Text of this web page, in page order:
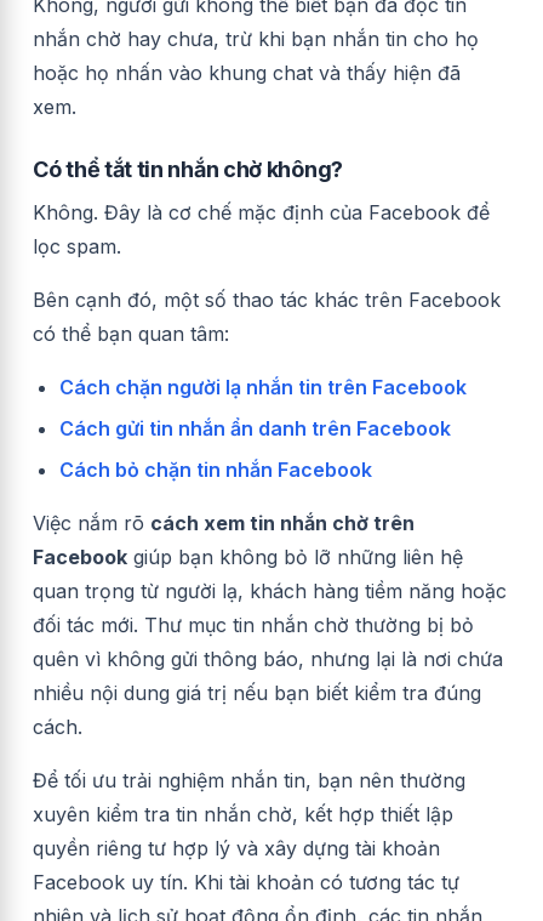
Không, người gửi không thể biết bạn đã đọc tin
nhắn chờ hay chưa, trừ khi bạn nhắn tin cho họ
hoặc họ nhấn vào khung chat và thấy hiện đã
xem.
Có thể tắt tin nhắn chờ không?
Không. Đây là cơ chế mặc định của Facebook để
lọc spam.
Bên cạnh đó, một số thao tác khác trên Facebook
có thể bạn quan tâm:
Cách chặn người lạ nhắn tin trên Facebook
Cách gửi tin nhắn ẩn danh trên Facebook
Cách bỏ chặn tin nhắn Facebook
Việc nắm rõ cách xem tin nhắn chờ trên
Facebook giúp bạn không bỏ lỡ những liên hệ
quan trọng từ người lạ, khách hàng tiềm năng hoặc
đối tác mới. Thư mục tin nhắn chờ thường bị bỏ
quên vì không gửi thông báo, nhưng lại là nơi chứa
nhiều nội dung giá trị nếu bạn biết kiểm tra đúng
cách.
Để tối ưu trải nghiệm nhắn tin, bạn nên thường
xuyên kiểm tra tin nhắn chờ, kết hợp thiết lập
quyền riêng tư hợp lý và xây dựng tài khoản
Facebook uy tín. Khi tài khoản có tương tác tự